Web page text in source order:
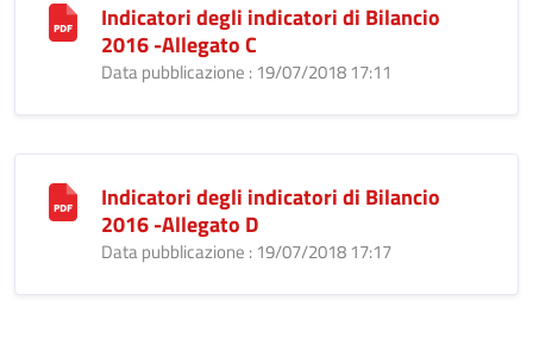
Indicatori degli indicatori di Bilancio
2016 -Allegato C
Data pubblicazione : 19/07/2018 17:11
Indicatori degli indicatori di Bilancio
2016 -Allegato D
Data pubblicazione : 19/07/2018 17:17